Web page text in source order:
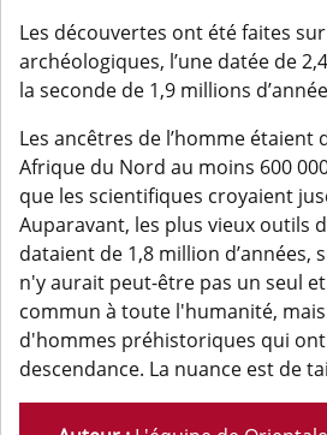
Les découvertes ont été faites
archéologiques, l’une datée de
la seconde de 1,9 millions
Les ancêtres de l’homme étaient
Afrique du Nord au moins 600
que les scientifiques croyaient
Auparavant, les plus vieux outils
dataient de 1,8 million d’années,
n'y aurait peut-être pas un seul
commun à toute l'humanité,
d'hommes préhistoriques qui
descendance. La nuance est de